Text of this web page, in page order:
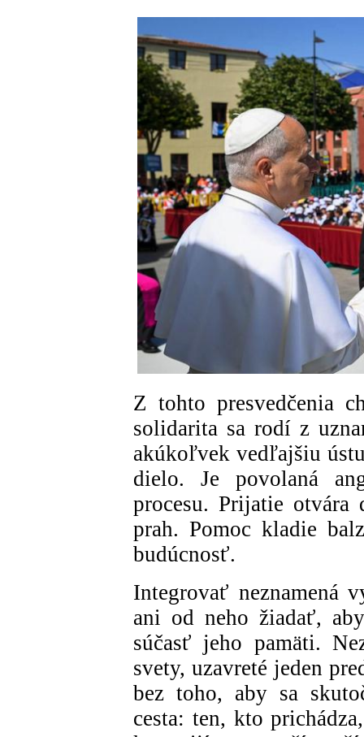
Z tohto presvedčenia
solidarita sa rodí z
akúkoľvek vedľajšiu
dielo. Je povolaná
procesu. Prijatie otvára
prah. Pomoc kladie
budúcnosť.
Integrovať neznamená
ani od neho žiadať,
súčasť jeho pamäti.
svety, uzavreté jeden
bez toho, aby sa
cesta: ten, kto